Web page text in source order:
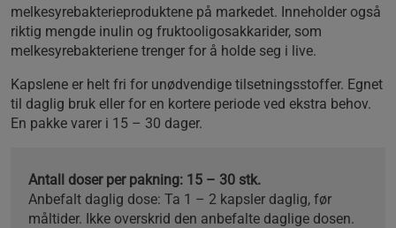
melkesyrebakterieproduktene på markedet. Inneholder også
riktig mengde inulin og fruktooligosakkarider, som
melkesyrebakteriene trenger for å holde seg i live.
Kapslene er helt fri for unødvendige tilsetningsstoffer. Egnet
til daglig bruk eller for en kortere periode ved ekstra behov.
En pakke varer i 15 – 30 dager.
Antall doser per pakning: 15 – 30 stk.
Anbefalt daglig dose: Ta 1 – 2 kapsler daglig, før
måltider. Ikke overskrid den anbefalte daglige dosen.